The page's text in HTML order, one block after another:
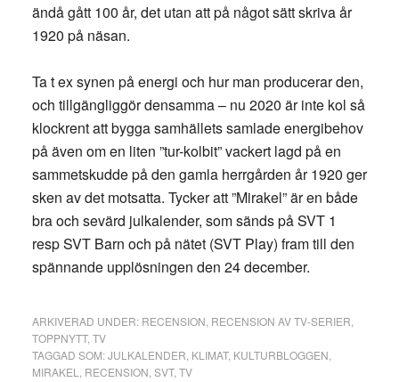
ändå gått 100 år, det utan att på något sätt skriva år
1920 på näsan.
Ta t ex synen på energi och hur man producerar den,
och tillgängliggör densamma – nu 2020 är inte kol så
klockrent att bygga samhällets samlade energibehov
på även om en liten ”tur-kolbit” vackert lagd på en
sammetskudde på den gamla herrgården år 1920 ger
sken av det motsatta. Tycker att ”Mirakel” är en både
bra och sevärd julkalender, som sänds på SVT 1
resp SVT Barn och på nätet (SVT Play) fram till den
spännande upplösningen den 24 december.
ARKIVERAD UNDER: RECENSION RECENSION AV TV-SERIER
TOPPNYTT, TV
TAGGAD SOM:JULKALENDER KLIMAT, KULTURBLOGGEN
MIRAKEL
RECENSION SVT, TV